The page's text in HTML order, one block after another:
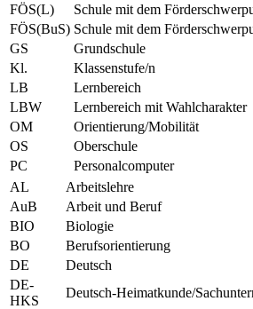
FÖS(L)
Schule mit dem
FÖS(BuS) Schule mit dem
GS
Grundschule
Kl.
Klassenstufe/n
LB
Lernbereich
LBW
Lernbereich mit Wahlcharakter
OM
Orientierung/Mobilität
OS
Oberschule
PC
Personalcomputer
AL
Arbeitslehre
AuB
Arbeit und Beruf
BIO
Biologie
BO
Berufsorientierung
DE
Deutsch
DE-
HKS
Deutsch-Heimatkunde/